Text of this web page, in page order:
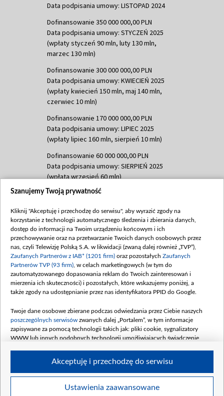
Data podpisania umowy: LISTOPAD 2024
Dofinansowanie 350 000 000,00 PLN
Data podpisania umowy: STYCZEŃ 2025
(wpłaty styczeń 90 mln, luty 130 mln,
marzec 130 mln)
Dofinansowanie 300 000 000,00 PLN
Data podpisania umowy: KWIECIEŃ 2025
(wpłaty kwiecień 150 mln, maj 140 mln,
czerwiec 10 mln)
Dofinansowanie 170 000 000,00 PLN
Data podpisania umowy: LIPIEC 2025
(wpłaty lipiec 160 mln, sierpień 10 mln)
Dofinansowanie 60 000 000,00 PLN
Data podpisania umowy: SIERPIEŃ 2025
(wpłata wrzesień 60 mln)
Dofinansowanie 635 783 051,21 PLN
(wpłata wrzesień 100 mln, październik 350
mln, listopad 265 mln)
Dofinansowanie 48 862 000,00 PLN
Data podpisania umowy: GRUDZIEŃ 2025
(wpłata grudzień 60,548 mln)
Dofinansowanie 900 000 000,00 PLN
Data podpisania umowy: LUTY 2026 (wpłata
kwiecień 180 mln, 7 maja 180 mln, 8
czerwca 90 mln)
Dofinansowanie 250 000 000,00 PLN
4 sierpnia 250 mln
Szanujemy Twoją prywatność
Kliknij "Akceptuję i przechodzę do serwisu", aby wyrazić zgody na
korzystanie z technologii automatycznego śledzenia i zbierania danych,
dostęp do informacji na Twoim urządzeniu końcowym i ich
przechowywanie oraz na przetwarzanie Twoich danych osobowych przez
nas, czyli Telewizję Polską S.A. w likwidacji (zwaną dalej również „TVP”),
Zaufanych Partnerów z IAB* (1201 firm) oraz pozostałych Zaufanych
Partnerów TVP (93 firm) , w celach marketingowych (w tym do
zautomatyzowanego dopasowania reklam do Twoich zainteresowań i
mierzenia ich skuteczności) i pozostałych, które wskazujemy poniżej, a
także zgody na udostępnianie przez nas identyfikatora PPID do Google.
Twoje dane osobowe zbierane podczas odwiedzania przez Ciebie naszych
poszczególnych serwisów zwanych dalej „Portalem”, w tym informacje
zapisywane za pomocą technologii takich jak: pliki cookie, sygnalizatory
WWW lub innych podobnych technologii umożliwiających świadczenie
Twoje dane osobowe zbierane podczas odwiedzania przez Ciebie
Ustawienia zaawansowane
Akceptuję i przechodzę do serwisu